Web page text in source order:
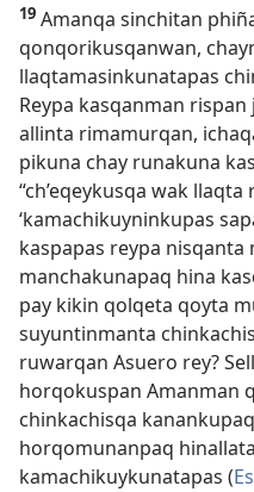
19 Amanqa sinchitan
qonqorikusqanwan,
llaqtamasinkunatapas
Reypa kasqanman
allinta rimamurqan,
pikuna chay runakuna
“ch’eqeykusqa wak
‘kamachikuyninkupas
kaspapas reypa
manchakunapaq hina
pay kikin qolqeta qoyta
suyuntinmanta
ruwarqan Asuero rey?
horqokuspan Amanman
chinkachisqa
horqomunanpaq
kamachikuykunatapas (